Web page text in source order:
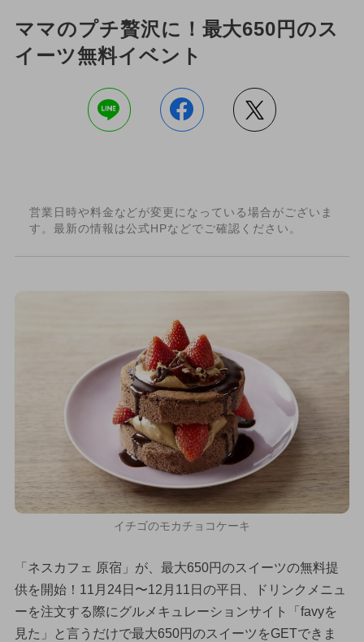
ママのプチ贅沢に！最大650円のス
イーツ無料イベント
営業日時や料金などが変更になっている場合がございま
す。最新の情報は公式HPなどでご確認ください。
イチゴのモカチョコケーキ
「ネスカフェ 原宿」が、最大650円のスイーツの無料提
供を開始！11月24日〜12月11日の平日、ドリンクメニュ
ーを注文する際にグルメキュレーションサイト「favyを
見た」と言うだけで最大650円のスイーツをGETできま